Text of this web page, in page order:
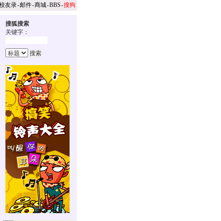
友录-邮件-商城-BBS-搜狗
搜狐搜索
关键字：